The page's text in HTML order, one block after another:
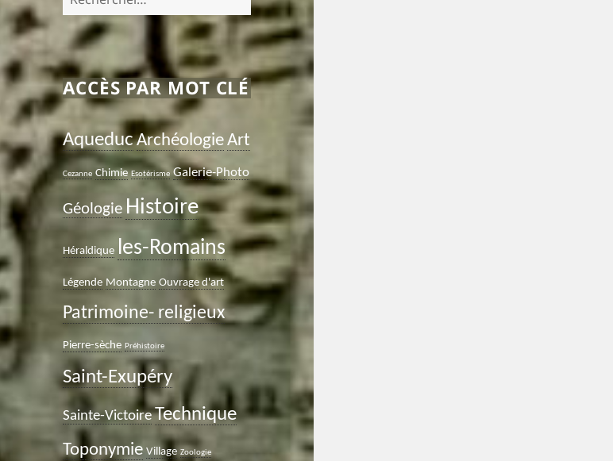
ACCÈS PAR MOT CLÉ
AqueducArchéologieArt
Cezanne Chimie Esotérisme Galerie-Photo
Géologie Histoire
Héraldique les-Romains
Légende Montagne Ouvrage d'art
Patrimoine- religieux
Pierre-sèche Préhistoire
Saint-Exupéry
Sainte-Victoire Technique
Toponymie Village Zoologie